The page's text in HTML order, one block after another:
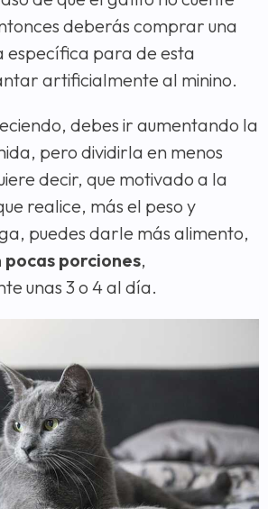
deberás comprar una
específica para de esta
artificialmente al minino.
debes ir aumentando la
pero dividirla en menos
decir, que motivado a la
realice, más el peso y
puedes darle más alimento,
pocas porciones,
unas 3 o 4 al día.